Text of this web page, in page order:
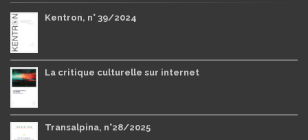
Kentron, n° 39/2024
La critique culturelle sur internet
Transalpina, n°28/2025